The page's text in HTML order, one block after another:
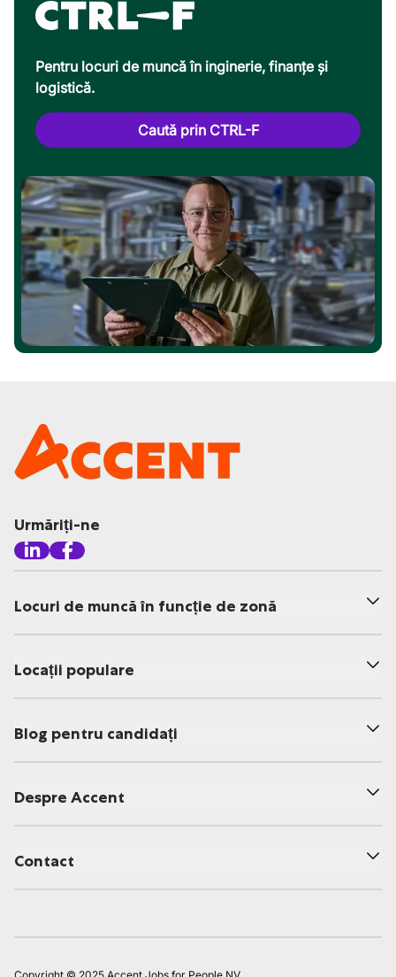
Pentru locuri de muncă în inginerie, finanțe și
logistică.
Caută prin CTRL-F
Urmăriți-ne
Locuri de muncă în funcție de zonă
Locații populare
Blog pentru candidați
Despre Accent
Contact